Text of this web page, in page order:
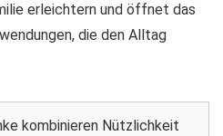
erleichtern und öffnet das
die den Alltag
kombinieren Nützlichkeit